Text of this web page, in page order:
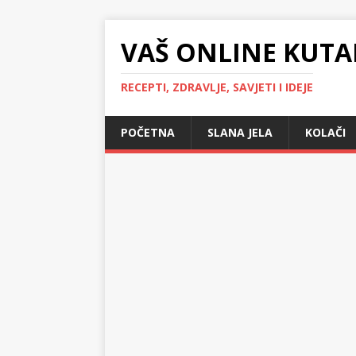
VAŠ ONLINE
RECEPTI, ZDRAVLJE, SAVJETI I IDEJE
POČETNA SLANA JELA KOLAČI